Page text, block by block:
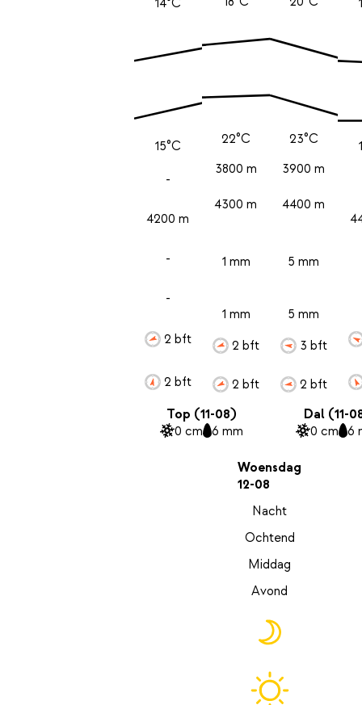
15°C
-
4200 m
-
-
2 bft
2 bft
22°C
3800 m
4300 m
1 mm
1 mm
2 bft
2 bft
23°C
3900 m
4400 m
5 mm
5 mm
3 bft
2 bft
Top (11-08)
0 cm 6 mm
Dal (11-
0 cm 6
Woensdag
12-08
Nacht
Ochtend
Middag
Avond